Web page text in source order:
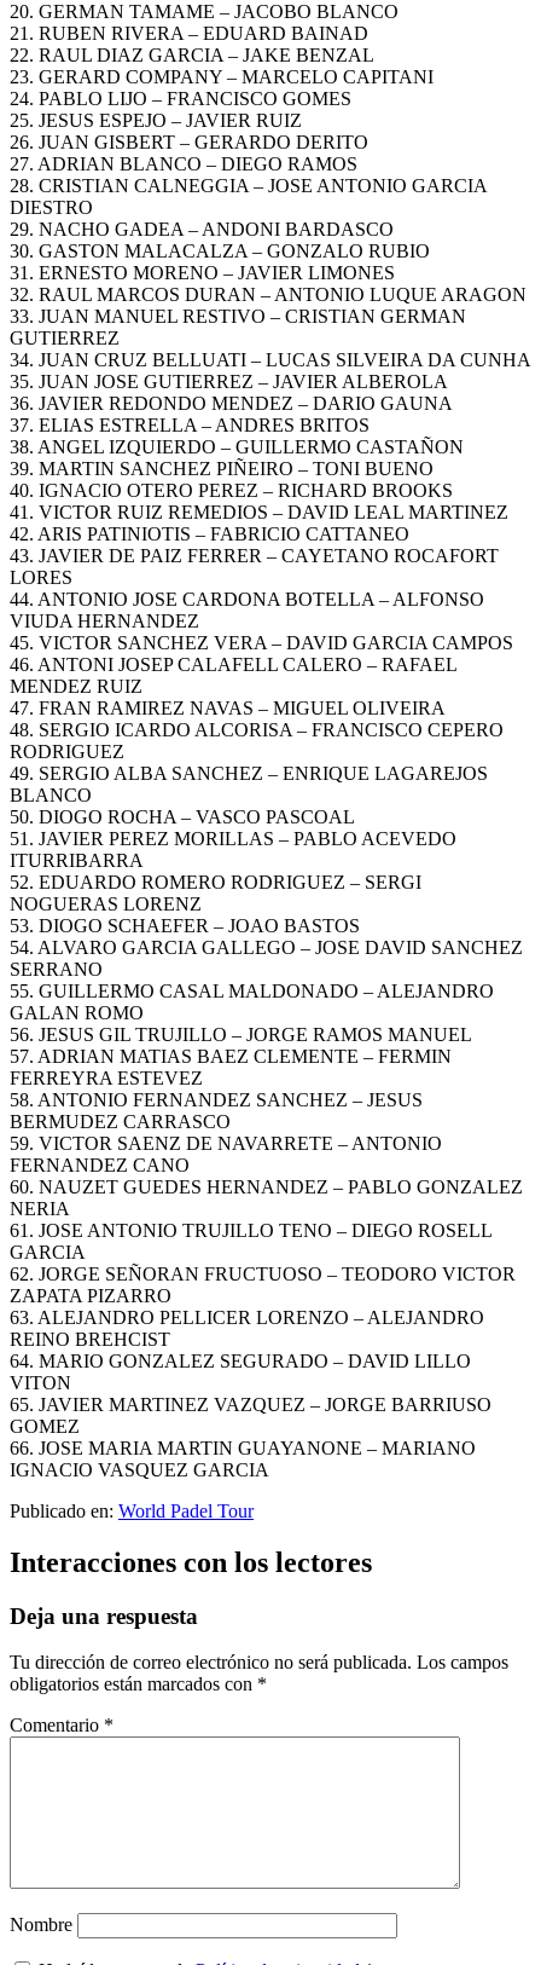
20. GERMAN TAMAME – JACOBO BLANCO
21. RUBEN RIVERA – EDUARD BAINAD
22. RAUL DIAZ GARCIA – JAKE BENZAL
23. GERARD COMPANY – MARCELO CAPITANI
24. PABLO LIJO – FRANCISCO GOMES
25. JESUS ESPEJO – JAVIER RUIZ
26. JUAN GISBERT – GERARDO DERITO
27. ADRIAN BLANCO – DIEGO RAMOS
28. CRISTIAN CALNEGGIA – JOSE ANTONIO GARCIA
DIESTRO
29. NACHO GADEA – ANDONI BARDASCO
30. GASTON MALACALZA – GONZALO RUBIO
31. ERNESTO MORENO – JAVIER LIMONES
32. RAUL MARCOS DURAN – ANTONIO LUQUE ARAGON
33. JUAN MANUEL RESTIVO – CRISTIAN GERMAN
GUTIERREZ
34. JUAN CRUZ BELLUATI – LUCAS SILVEIRA DA CUNHA
35. JUAN JOSE GUTIERREZ – JAVIER ALBEROLA
36. JAVIER REDONDO MENDEZ – DARIO GAUNA
37. ELIAS ESTRELLA – ANDRES BRITOS
38. ANGEL IZQUIERDO – GUILLERMO CASTAÑON
39. MARTIN SANCHEZ PIÑEIRO – TONI BUENO
40. IGNACIO OTERO PEREZ – RICHARD BROOKS
41. VICTOR RUIZ REMEDIOS – DAVID LEAL MARTINEZ
42. ARIS PATINIOTIS – FABRICIO CATTANEO
43. JAVIER DE PAIZ FERRER – CAYETANO ROCAFORT
LORES
44. ANTONIO JOSE CARDONA BOTELLA – ALFONSO
VIUDA HERNANDEZ
45. VICTOR SANCHEZ VERA – DAVID GARCIA CAMPOS
46. ANTONI JOSEP CALAFELL CALERO – RAFAEL
MENDEZ RUIZ
47. FRAN RAMIREZ NAVAS – MIGUEL OLIVEIRA
48. SERGIO ICARDO ALCORISA – FRANCISCO CEPERO
RODRIGUEZ
49. SERGIO ALBA SANCHEZ – ENRIQUE LAGAREJOS
BLANCO
50. DIOGO ROCHA – VASCO PASCOAL
51. JAVIER PEREZ MORILLAS – PABLO ACEVEDO
ITURRIBARRA
52. EDUARDO ROMERO RODRIGUEZ – SERGI
NOGUERAS LORENZ
53. DIOGO SCHAEFER – JOAO BASTOS
54. ALVARO GARCIA GALLEGO – JOSE DAVID SANCHEZ
SERRANO
55. GUILLERMO CASAL MALDONADO – ALEJANDRO
GALAN ROMO
56. JESUS GIL TRUJILLO – JORGE RAMOS MANUEL
57. ADRIAN MATIAS BAEZ CLEMENTE – FERMIN
FERREYRA ESTEVEZ
58. ANTONIO FERNANDEZ SANCHEZ – JESUS
BERMUDEZ CARRASCO
59. VICTOR SAENZ DE NAVARRETE – ANTONIO
FERNANDEZ CANO
60. NAUZET GUEDES HERNANDEZ – PABLO GONZALEZ
NERIA
61. JOSE ANTONIO TRUJILLO TENO – DIEGO ROSELL
GARCIA
62. JORGE SEÑORAN FRUCTUOSO – TEODORO VICTOR
ZAPATA PIZARRO
63. ALEJANDRO PELLICER LORENZO – ALEJANDRO
REINO BREHCIST
64. MARIO GONZALEZ SEGURADO – DAVID LILLO
VITON
65. JAVIER MARTINEZ VAZQUEZ – JORGE BARRIUSO
GOMEZ
66. JOSE MARIA MARTIN GUAYANONE – MARIANO
IGNACIO VASQUEZ GARCIA
Publicado en: World Padel Tour
Interacciones con los lectores
Deja una respuesta
Tu dirección de correo electrónico no será publicada. Los campos
obligatorios están marcados con *
Comentario *
Nombre